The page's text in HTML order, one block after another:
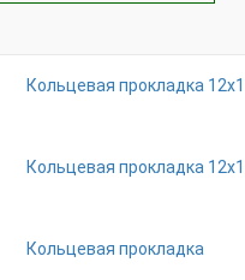
Кольцевая прокладка
Кольцевая прокладка
Кольцевая прокладка